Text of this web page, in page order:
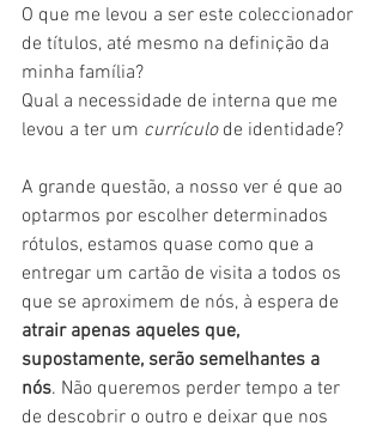
O que me levou a ser este coleccionador
de títulos, até mesmo na definição da
minha família?
Qual a necessidade de interna que me
levou a ter um currículo de identidade?
A grande questão, a nosso ver é que ao
optarmos por escolher determinados
rótulos, estamos quase como que a
entregar um cartão de visita a todos os
que se aproximem de nós, à espera de
atrair apenas aqueles que,
supostamente, serão semelhantes a
nós. Não queremos perder tempo a ter
de descobrir o outro e deixar que nos